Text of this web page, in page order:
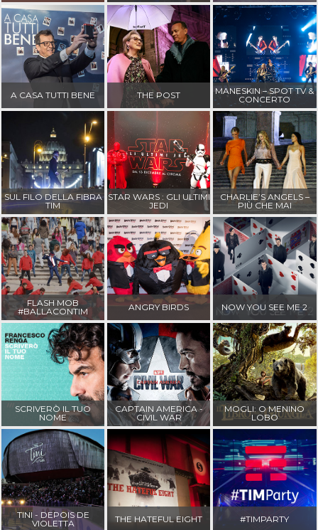
A CASA TUTTI BENE THE POST
MANESKIN – SPOT TV &
CONCERTO
SUL FILO DELLA FIBRA
TIM
STAR WARS : GLI ULTIMI
JEDI
CHARLIE’S ANGELS –
PIÙ CHE MAI
FLASH MOB
#BALLACONTIM
ANGRY BIRDS NOW YOU SEE ME 2
SCRIVERÒ IL TUO
NOME
CAPTAIN AMERICA -
CIVIL WAR
MOGLI: O MENINO
LOBO
TINI - DEPOIS DE
VIOLETTA
THE HATEFUL EIGHT #TIMPARTY